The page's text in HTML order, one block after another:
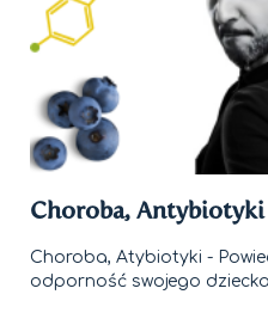
Choroba,
Choroba, Atybiotyki -
odporność swojego